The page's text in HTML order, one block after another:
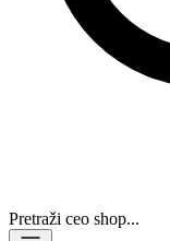
Pretraži ceo shop...